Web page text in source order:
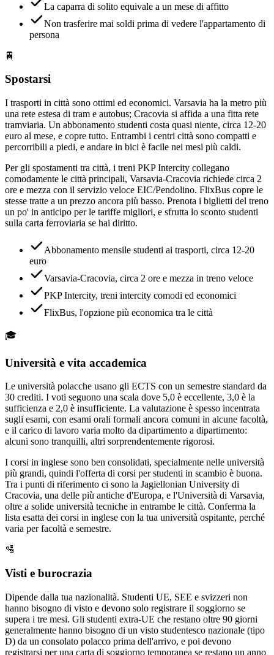
La caparra di solito equivale a un mese di affitto
Non trasferire mai soldi prima di vedere l'appartamento di
persona
🚆
Spostarsi
I trasporti in città sono ottimi ed economici. Varsavia ha la metro più
una rete estesa di tram e autobus; Cracovia si affida a una fitta rete
tramviaria. Un abbonamento studenti costa quasi niente, circa 12-20
euro al mese, e copre tutto. Entrambi i centri città sono compatti e
percorribili a piedi, e andare in bici è facile nei mesi più caldi.
Per gli spostamenti tra città, i treni PKP Intercity collegano
comodamente le città principali, Varsavia-Cracovia richiede circa 2
ore e mezza con il servizio veloce EIC/Pendolino. FlixBus copre le
stesse tratte a un prezzo ancora più basso. Prenota i biglietti del treno
un po' in anticipo per le tariffe migliori, e sfrutta lo sconto studenti
sulla carta ferroviaria se hai diritto.
Abbonamento mensile studenti ai trasporti, circa 12-20
euro
Varsavia-Cracovia, circa 2 ore e mezza in treno veloce
PKP Intercity, treni intercity comodi ed economici
FlixBus, l'opzione più economica tra le città
🎓
Università e vita accademica
Le università polacche usano gli ECTS con un semestre standard da
30 crediti. I voti seguono una scala dove 5,0 è eccellente, 3,0 è la
sufficienza e 2,0 è insufficiente. La valutazione è spesso incentrata
sugli esami, con esami orali formali ancora comuni in alcune facoltà,
e il carico di lavoro varia molto da dipartimento a dipartimento:
alcuni sono tranquilli, altri sorprendentemente rigorosi.
I corsi in inglese sono ben consolidati, specialmente nelle università
più grandi, quindi l'offerta di corsi per studenti in scambio è buona.
Tra i punti di riferimento ci sono la Jagiellonian University di
Cracovia, una delle più antiche d'Europa, e l'Università di Varsavia,
oltre a solide università tecniche in entrambe le città. Conferma la
lista esatta dei corsi in inglese con la tua università ospitante, perché
varia per facoltà e semestre.
🛂
Visti e burocrazia
Dipende dalla tua nazionalità. Studenti UE, SEE e svizzeri non
hanno bisogno di visto e devono solo registrare il soggiorno se
supera i tre mesi. Gli studenti extra-UE che restano oltre 90 giorni
generalmente hanno bisogno di un visto studentesco nazionale (tipo
D) da un consolato polacco prima dell'arrivo, e poi devono
registrarsi per una carta di soggiorno temporanea se restano un anno